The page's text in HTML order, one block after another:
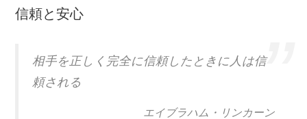
信頼と安心
相手を正しく完全に信頼したときに人は信
頼される
エイブラハム・リンカーン